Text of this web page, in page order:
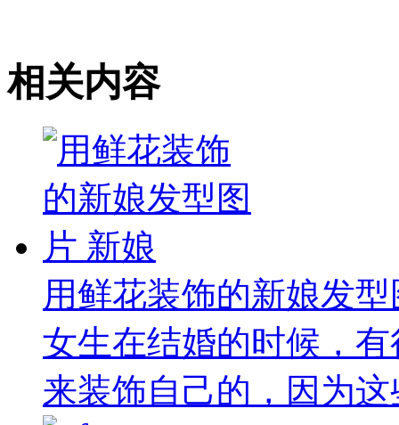
相关内容
用鲜花装饰的新娘发
女生在结婚的时候，
来装饰自己的，因为